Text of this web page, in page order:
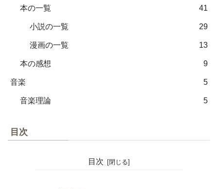
本の一覧 41
小説の一覧 29
漫画の一覧 13
本の感想 9
音楽 5
音楽理論 5
目次
目次